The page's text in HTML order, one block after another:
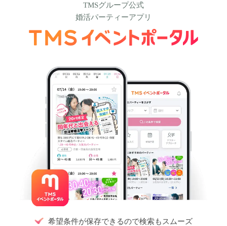
TMSグループ公式
婚活パーティーアプリ
希望条件が保存できるので検索もスムーズ